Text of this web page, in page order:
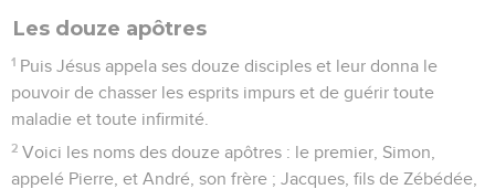
Les douze apôtres
1 Puis Jésus appela ses douze disciples et leur donna le
pouvoir de chasser les esprits impurs et de guérir toute
maladie et toute infirmité.
2 Voici les noms des douze apôtres : le premier, Simon,
appelé Pierre, et André, son frère ; Jacques, fils de Zébédée,